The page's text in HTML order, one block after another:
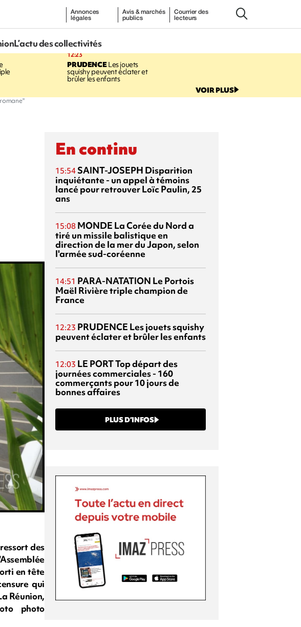
Annonces
légales
Avis & marchés
publics
Courrier des
lecteurs
L’actu des collectivités
12:23
PRUDENCELes jouets
squishy peuvent éclater et
brûler les enfants
VOIR PLUS
des
en tête
qui
Réunion,
photo
En continu
15:54 SAINT-JOSEPH Disparition
inquiétante - un appel à témoins
lancé pour retrouver Loïc Paulin, 25
ans
15:08 MONDE La Corée du Nord a
tiré un missile balistique en
direction de la mer du Japon, selon
l'armée sud-coréenne
14:51 PARA-NATATION Le Portois
Maël Rivière triple champion de
France
12:23 PRUDENCE Les jouets squishy
peuvent éclater et brûler les enfants
12:03 LE PORTTop départ des
journées commerciales - 160
commerçants pour 10 jours de
bonnes affaires
PLUS D’INFOS